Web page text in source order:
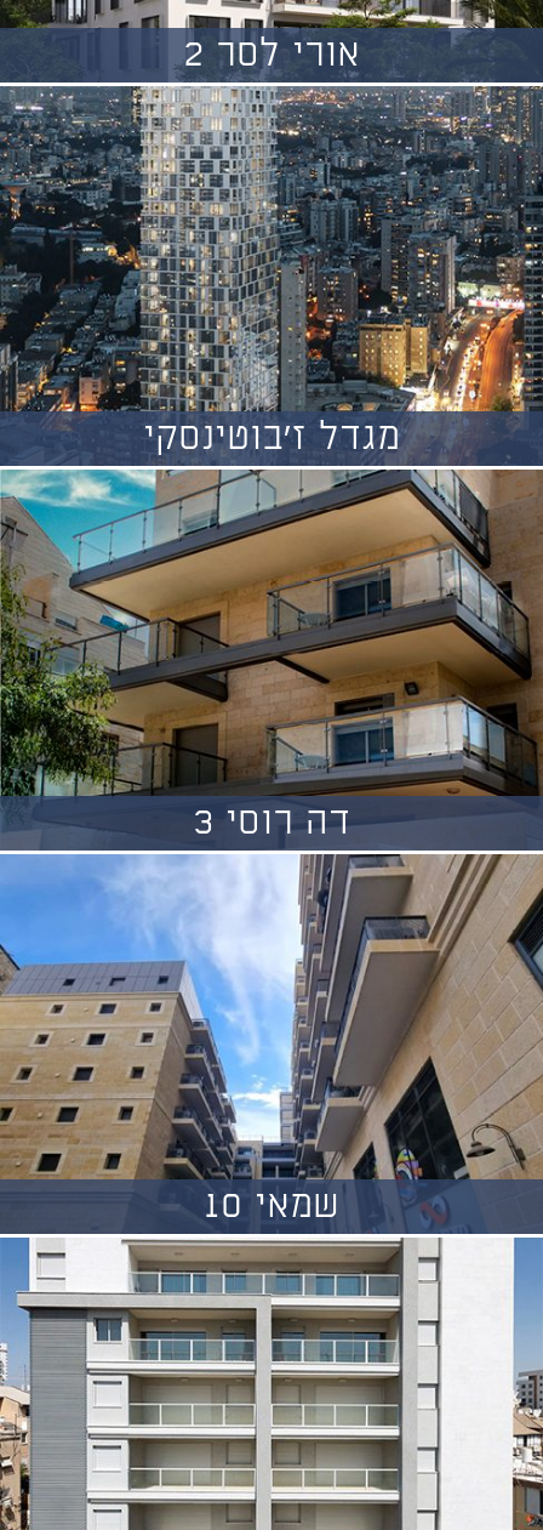
אורי לסר 2
מגדל ז'בוטינסקי
דה רוסי 3
שמאי 10